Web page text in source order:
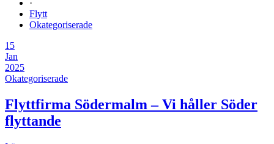
·
Flytt
Okategoriserade
15
Jan
2025
Okategoriserade
Flyttfirma Södermalm – Vi håller Söder
flyttande